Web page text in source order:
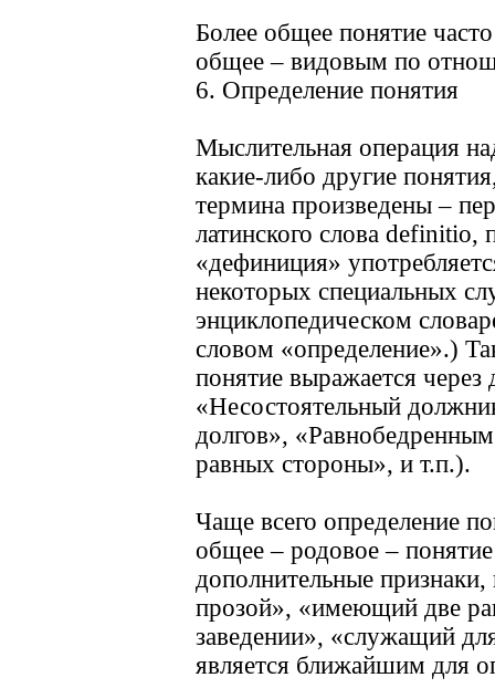
Более общее понятие
общее – видовым по
6. Определение понятия
Мыслительная операция
какие-либо другие
термина произведены –
латинского слова
«дефиниция»
некоторых специальных
энциклопедическом
словом «определение».)
понятие выражается
«Несостоятельный
долгов»,
равных стороны», и т.п.).
Чаще всего определение
общее – родовое –
дополнительные
прозой», «имеющий две
заведении», «служащий
является ближайшим для